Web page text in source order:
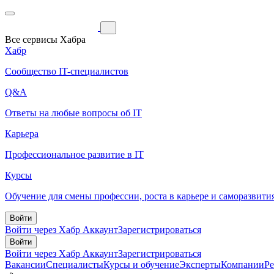
Все сервисы Хабра
Хабр
Сообщество IT-специалистов
Q&A
Ответы на любые вопросы об IT
Карьера
Профессиональное развитие в IT
Курсы
Обучение для смены профессии, роста в карьере и
Войти
Войти через Хабр АккаунтЗарегистрироваться
Войти
Войти через Хабр АккаунтЗарегистрироваться
ВакансииСпециалистыКурсы и обучениеЭкспертыКомпании